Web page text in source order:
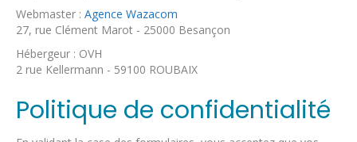
Webmaster : Agence Wazacom
27, rue Clément Marot - 25000 Besançon
Hébergeur : OVH
2 rue Kellermann - 59100 ROUBAIX
Politique de confidentialité